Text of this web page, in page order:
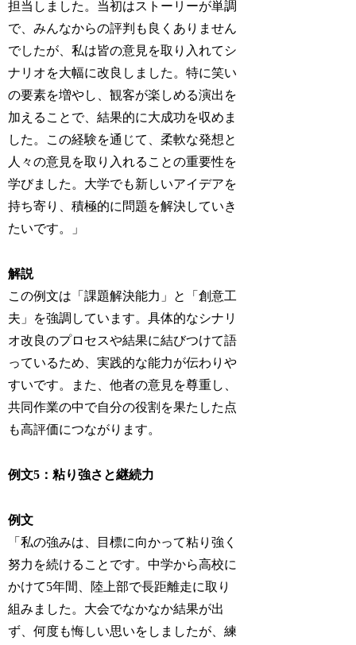
担当しました。当初はストーリーが単調
で、みんなからの評判も良くありません
でしたが、私は皆の意見を取り入れてシ
ナリオを大幅に改良しました。特に笑い
の要素を増やし、観客が楽しめる演出を
加えることで、結果的に大成功を収めま
した。この経験を通じて、柔軟な発想と
人々の意見を取り入れることの重要性を
学びました。大学でも新しいアイデアを
持ち寄り、積極的に問題を解決していき
たいです。」
解説
この例文は「課題解決能力」と「創意工
夫」を強調しています。具体的なシナリ
オ改良のプロセスや結果に結びつけて語
っているため、実践的な能力が伝わりや
すいです。また、他者の意見を尊重し、
共同作業の中で自分の役割を果たした点
も高評価につながります。
例文5：粘り強さと継続力
例文
「私の強みは、目標に向かって粘り強く
努力を続けることです。中学から高校に
かけて5年間、陸上部で長距離走に取り
組みました。大会でなかなか結果が出
ず、何度も悔しい思いをしましたが、練